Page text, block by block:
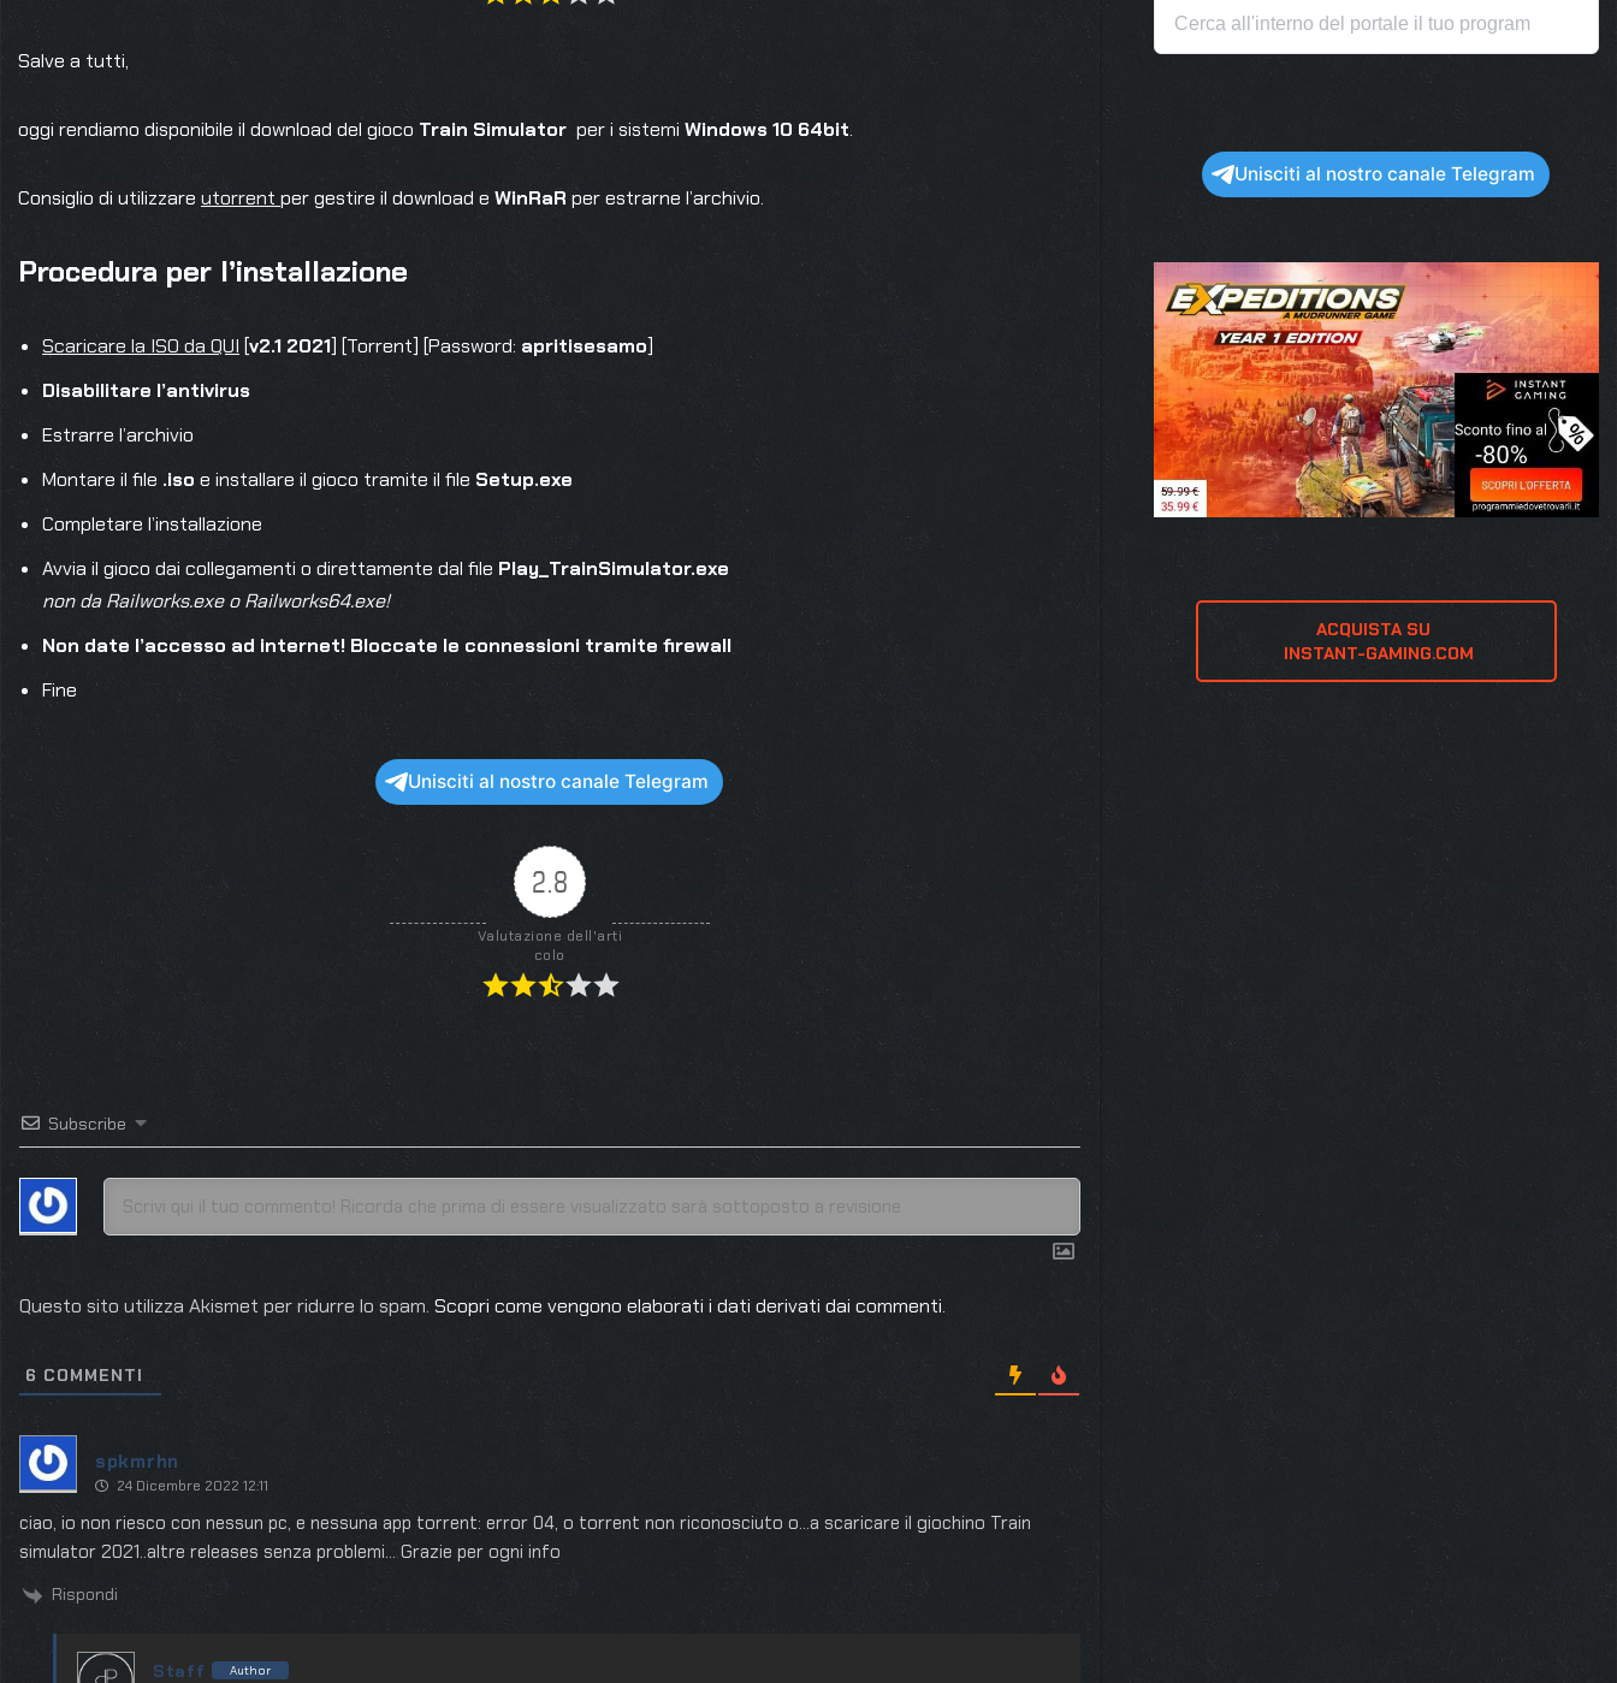
Salve a tutti,
oggi rendiamo disponibile il download del gioco Train Simulator per i sistemi Windows 10 64bit.
Consiglio di utilizzare utorrent per gestire il download e WinRaR per estrarne l’archivio.
Procedura per l’installazione
Scaricare la ISO da QUI [v2.1 2021] [Torrent] [Password: apritisesamo]
Disabilitare l’antivirus
Estrarre l’archivio
Montare il file .iso e installare il gioco tramite il file Setup.exe
Completare l’installazione
Avvia il gioco dai collegamenti o direttamente dal file Play_TrainSimulator.exe
non da Railworks.exe o Railworks64.exe!
Non date l’accesso ad internet! Bloccate le connessioni tramite firewall
Fine
Unisciti al nostro canale Telegram
2.8
Valutazione dell'arti
colo
Subscribe
Questo sito utilizza Akismet per ridurre lo spam. Scopri come vengono elaborati i dati derivati dai commenti.
6 COMMENTI
spkmrhn
24 Dicembre 2022 12:11
ciao, io non riesco con nessun pc, e nessuna app torrent: error 04, o torrent non riconosciuto o…a scaricare il giochino Train
simulator 2021..altre releases senza problemi… Grazie per ogni info
Rispondi
Staff Author
Unisciti al nostro canale Telegram
ACQUISTA SU
INSTANT-GAMING.COM